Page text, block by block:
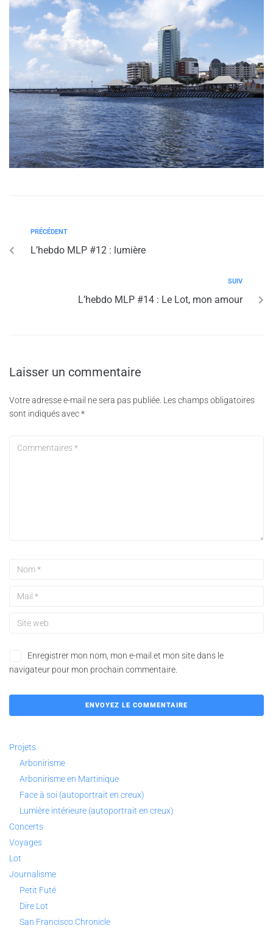
PRÉCÉDENT
L’hebdo MLP #12 : lumière
SUIV
L’hebdo MLP #14 : Le Lot, mon amour
Laisser un commentaire
Votre adresse e-mail ne sera pas publiée. Les champs obligatoires
sont indiqués avec*
Enregistrer mon nom, mon e-mail et mon site dans le
navigateur pour mon prochain commentaire.
Projets
Arbonirisme
Arbonirisme en Martinique
Face à soi (autoportrait en creux)
Lumière intérieure (autoportrait en creux)
Concerts
Voyages
Lot
Journalisme
Petit Futé
Dire Lot
San Francisco Chronicle